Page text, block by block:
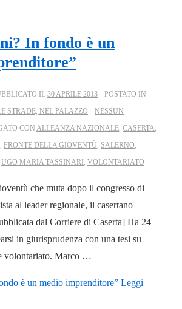
In fondo è un
IL 30 APRILE 2013
POSTATO IN
STRADE, NEL PALAZZO
NESSUN
CON ALLEANZA NAZIONALE, CASERTA,
, FRONTE DELLA GIOVENTÙ, SALERNO,
UGO MARIA TASSINARI , VOLONTARIATO
che muta dopo il congresso di
al leader regionale, il casertano
dal Corriere di Caserta] Ha 24
in giurisprudenza con una tesi su
volontariato. Marco …
è un medio imprenditore” Leggi